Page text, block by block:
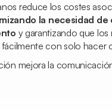
reduce los costes
la necesidad de
y garantizando que los
con solo hacer
mejora la